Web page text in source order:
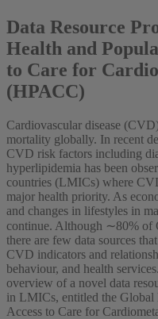
Data Resource
Health and
to Care for
(HPACC)
Cardiovascular disease
mortality globally. In recent
CVD risk factors including
hyperlipidemia has been
countries (LMICs) where
major health priority. As
and changes in lifestyles in
continue. Although ∼80% of
there are few data sources
CVD indicators and
behaviour, and health
overview of a novel data
in LMICs, entitled the Global
Access to Care for